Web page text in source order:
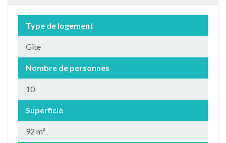
Type de logement
Gîte
Nombre de personnes
10
Superficie
92 m²